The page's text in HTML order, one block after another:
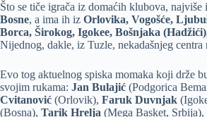
Što se tiče igrača iz domaćih klubova, najviše
Bosne, a ima ih iz Orlovika, Vogošće,
Borca, Širokog, Igokee, Bošnjaka
Nijednog, dakle, iz Tuzle, nekadašnjeg centra
Evo tog aktuelnog spiska momaka koji drže
svojim rukama: Jan Bulajić (Podgorica
Cvitanović (Orlovik), Faruk Duvnjak
(Bosna), Tarik Hrelja (Mega Basket, Srbija),